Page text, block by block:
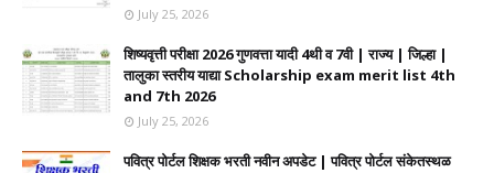
July 25, 2026
शिष्यवृत्ती परीक्षा 2026 गुणवत्ता यादी 4थी व 7वी | राज्य | जिल्हा |
तालुका स्तरीय याद्या Scholarship exam merit list 4th
and 7th 2026
July 25, 2026
पवित्र पोर्टल शिक्षक भरती नवीन अपडेट | पवित्र पोर्टल संकेतस्थळ